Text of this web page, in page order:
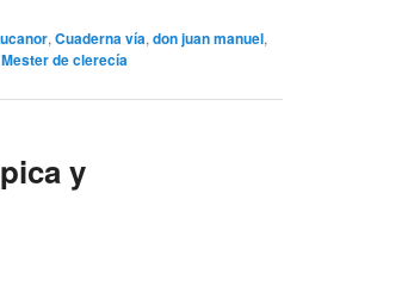
, Cuaderna vía, don juan manuel,
Mester de clerecía
y